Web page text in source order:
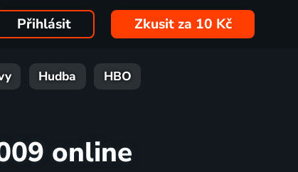
Přihlásit Zkusit za 10 Kč
Hudba HBO
online